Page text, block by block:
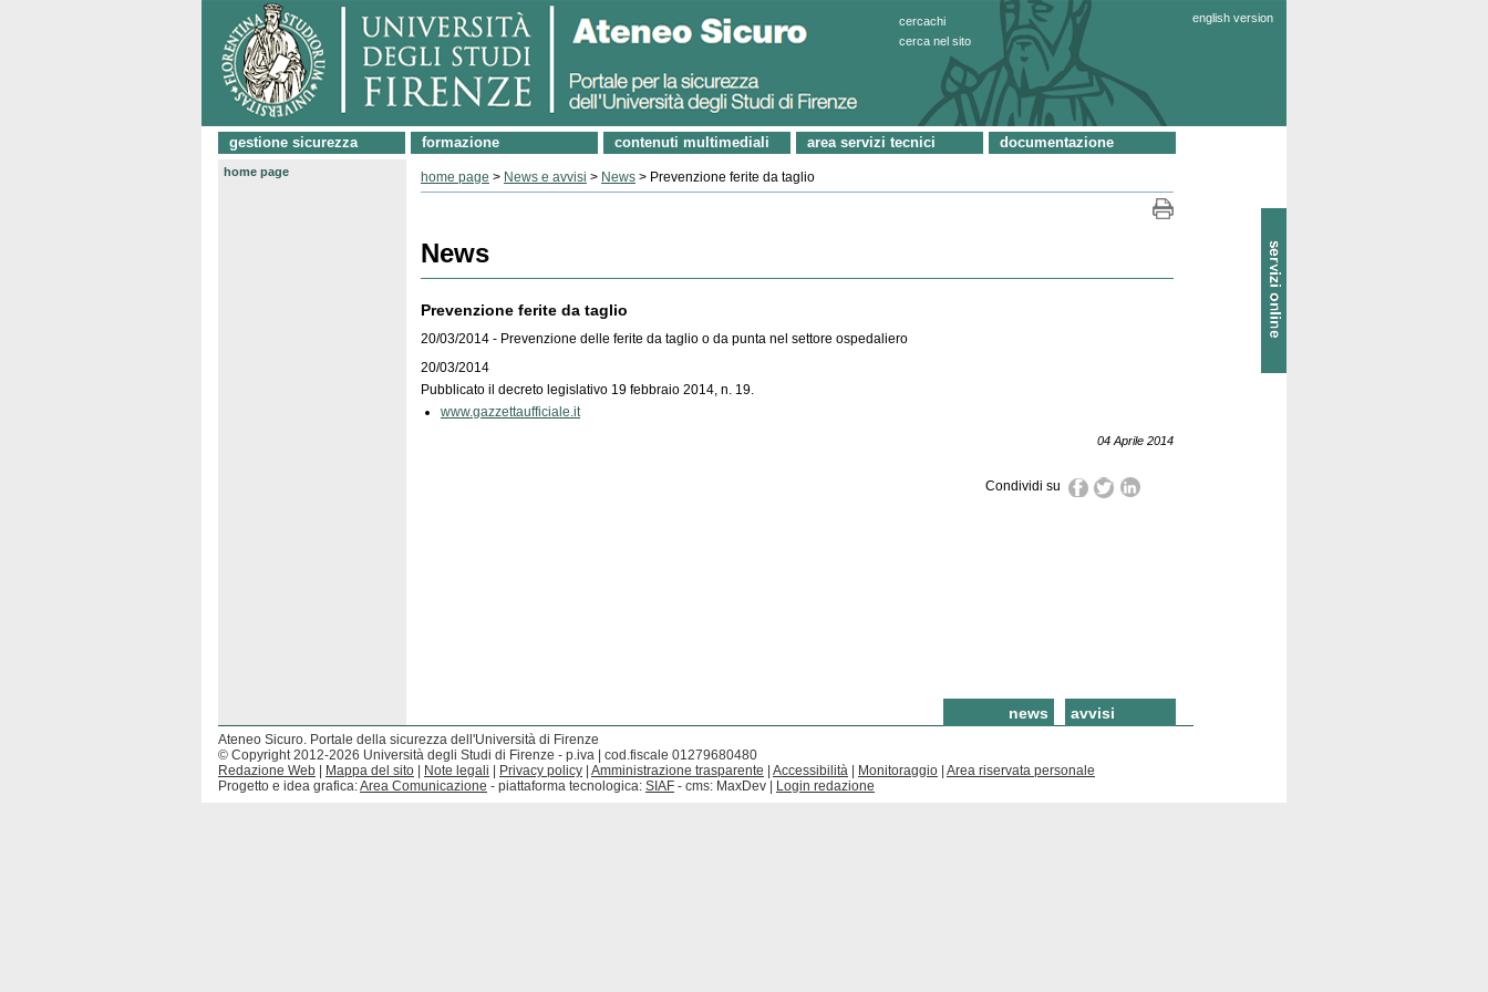
english version
cercachi
cerca nel sito
Servizi
online
gestione sicurezza formazione contenuti multimediali area servizi tecnici documentazione
home page home page > News e avvisi > News > Prevenzione ferite da taglio
News
Prevenzione ferite da taglio
20/03/2014 - Prevenzione delle ferite da taglio o da punta nel settore ospedaliero
20/03/2014
Pubblicato il decreto legislativo 19 febbraio 2014, n. 19.
www.gazzettaufficiale.it
04 Aprile 2014
Condividi su
news avvisi
Ateneo Sicuro. Portale della sicurezza dell'Università di Firenze
© Copyright 2012-2026 Università degli Studi di Firenze - p.iva | cod.fiscale 01279680480
Redazione Web
Mappa del sito Note legali Privacy policy Amministrazione trasparente Accessibilità Monitoraggio Area riservata personale
Progetto e idea grafica:Area Comunicazione - piattaforma tecnologica: SIAF - cms: MaxDev | Login redazione